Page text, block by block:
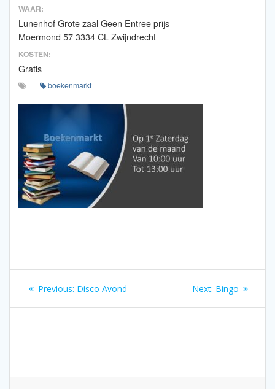
WAAR:
Lunenhof Grote zaal Geen Entree prijs
Moermond 57 3334 CL Zwijndrecht
KOSTEN:
Gratis
boekenmarkt
Bericht
navigatie
Previous: Previous
Disco Avond Next: Next
Bingo